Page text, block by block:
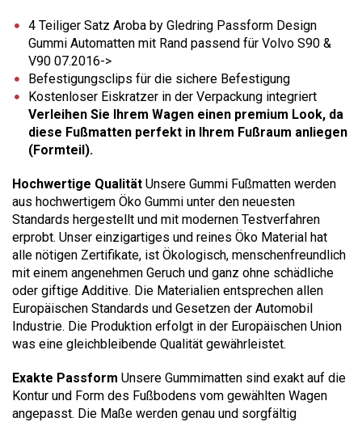
4 Teiliger Satz Aroba by Gledring Passform Design
Gummi Automatten mit Rand passend für Volvo S90 &
V90 07.2016->
Befestigungsclips für die sichere Befestigung
Kostenloser Eiskratzer in der Verpackung integriert
Verleihen Sie Ihrem Wagen einen premium Look, da
diese Fußmatten perfekt in Ihrem Fußraum anliegen
(Formteil).
Hochwertige Qualität Unsere Gummi Fußmatten werden
aus hochwertigem Öko Gummi unter den neuesten
Standards hergestellt und mit modernen Testverfahren
erprobt. Unser einzigartiges und reines Öko Material hat
alle nötigen Zertifikate, ist Ökologisch, menschenfreundlich
mit einem angenehmen Geruch und ganz ohne schädliche
oder giftige Additive. Die Materialien entsprechen allen
Europäischen Standards und Gesetzen der Automobil
Industrie. Die Produktion erfolgt in der Europäischen Union
was eine gleichbleibende Qualität gewährleistet.
Exakte Passform Unsere Gummimatten sind exakt auf die
Kontur und Form des Fußbodens vom gewählten Wagen
angepasst. Die Maße werden genau und sorgfältig